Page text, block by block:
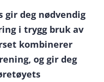
gir deg nødvendig
i trygg bruk av
kombinerer
og gir deg